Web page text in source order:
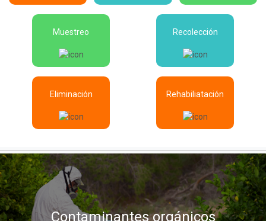
Muestreo Recolección
Eliminación Rehabiliatación
Contaminantes orgánicos